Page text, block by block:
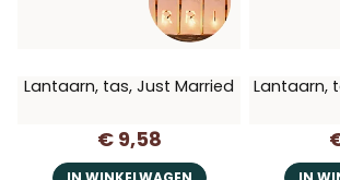
Lantaarn, tas, Just Married
€ 9,58
Lantaarn,